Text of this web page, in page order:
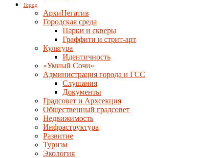
Город
АрхиНегатив
Городская среда
Парки и скверы
Граффити и стрит-арт
Культура
Идентичность
«Умный Сочи»
Администрация города и ГСС
Слушания
Документы
Градсовет и Архсекция
Общественный градсовет
Недвижимость
Инфраструктура
Развитие
Туризм
Экология